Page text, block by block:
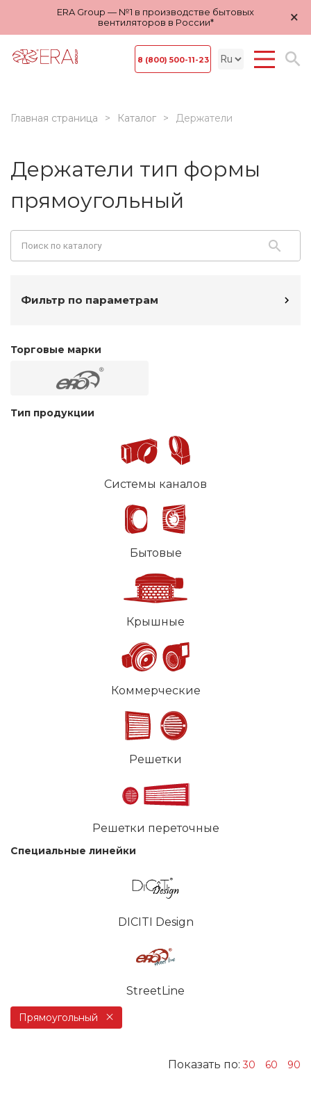
ERA Group — №1 в производстве бытовых
вентиляторов в России*
×
8 (800) 500-11-23
Главная страница Каталог Держатели
Держатели тип формы
прямоугольный
Фильтр по параметрам
Торговые марки
Тип продукции
Системы каналов
Бытовые
Крышные
Коммерческие
Решетки
Решетки переточные
Специальные линейки
DICITI Design
StreetLine
Прямоугольный
Показать по:30 60 90